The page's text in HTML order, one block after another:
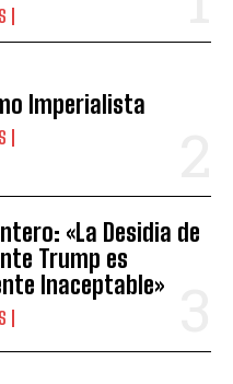
Imperialista
«La Desidia de
Trump es
Inaceptable»